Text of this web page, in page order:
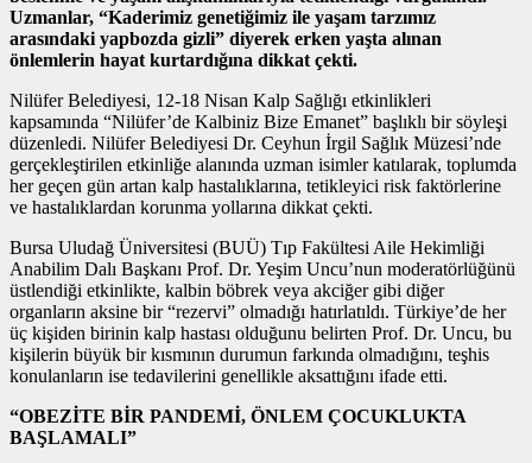
Uzmanlar, “Kaderimiz genetiğimiz ile yaşam tarzımız
arasındaki yapbozda gizli” diyerek erken yaşta alınan
önlemlerin hayat kurtardığına dikkat çekti.
Nilüfer Belediyesi, 12-18 Nisan Kalp Sağlığı etkinlikleri
kapsamında “Nilüfer’de Kalbiniz Bize Emanet” başlıklı bir söyleşi
düzenledi. Nilüfer Belediyesi Dr. Ceyhun İrgil Sağlık Müzesi’nde
gerçekleştirilen etkinliğe alanında uzman isimler katılarak, toplumda
her geçen gün artan kalp hastalıklarına, tetikleyici risk faktörlerine
ve hastalıklardan korunma yollarına dikkat çekti.
Bursa Uludağ Üniversitesi (BUÜ) Tıp Fakültesi Aile Hekimliği
Anabilim Dalı Başkanı Prof. Dr. Yeşim Uncu’nun moderatörlüğünü
üstlendiği etkinlikte, kalbin böbrek veya akciğer gibi diğer
organların aksine bir “rezervi” olmadığı hatırlatıldı. Türkiye’de her
üç kişiden birinin kalp hastası olduğunu belirten Prof. Dr. Uncu, bu
kişilerin büyük bir kısmının durumun farkında olmadığını, teşhis
konulanların ise tedavilerini genellikle aksattığını ifade etti.
“OBEZİTE BİR PANDEMİ, ÖNLEM ÇOCUKLUKTA
BAŞLAMALI”